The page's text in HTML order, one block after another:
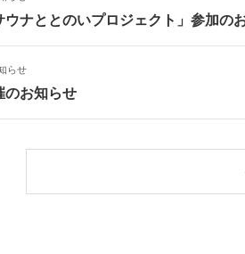
ウナととのいプロジェクト」参加の
らせ
のお知らせ